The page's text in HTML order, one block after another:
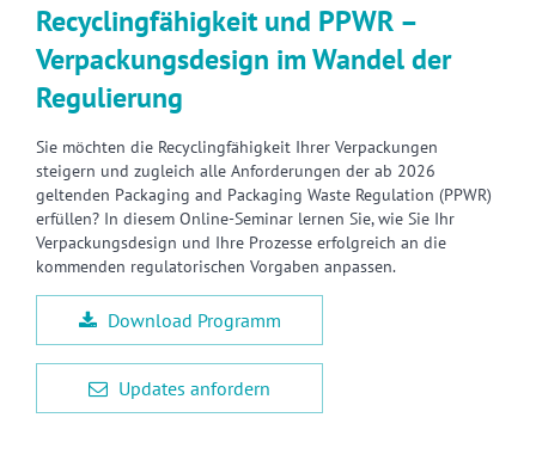
Recyclingfähigkeit und PPWR –
Verpackungsdesign im Wandel der
Regulierung
Sie möchten die Recyclingfähigkeit Ihrer Verpackungen
steigern und zugleich alle Anforderungen der ab 2026
geltenden Packaging and Packaging Waste Regulation (PPWR)
erfüllen? In diesem Online-Seminar lernen Sie, wie Sie Ihr
Verpackungsdesign und Ihre Prozesse erfolgreich an die
kommenden regulatorischen Vorgaben anpassen.
Download Programm
Updates anfordern